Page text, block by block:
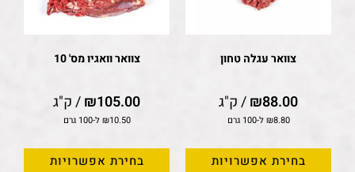
צוואר עגלה טחון
₪88.00 / ק"ג
₪8.80 ל-100 גרם
בחירת אפשרויות
צוואר וואגיו מס' 10
₪105.00 / ק"ג
₪10.50 ל-100 גרם
בחירת אפשרויות